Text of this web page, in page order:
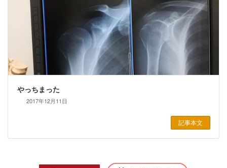
やっちまった
2017年12月11日
記事本文